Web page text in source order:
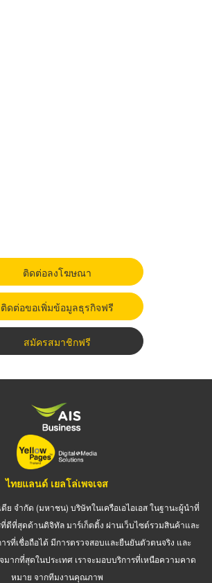
ติดต่อลงโฆษณา
ติดต่อขอเพิ่มข้อมูลธุรกิจฟรี
สมัครสมาชิกฟรี
ไทยแลนด์ เยลโล่เพจเจส
ย จำกัด (มหาชน) บริษัทในเครือเอไอเอส ในฐานะผู้นำที่
ดีที่สุดด้านดิจิทัล มาร์เก็ตติ้ง ผ่านเว็บไซต์รวมสินค้าและ
รที่เชื่อถือได้ มีการตรวจสอบและยืนยันตัวตนจริง และ
ากที่สุดในประเทศ เราจะมอบบริการที่เหนือความคาด
หมาย จากทีมงานคุณภาพ